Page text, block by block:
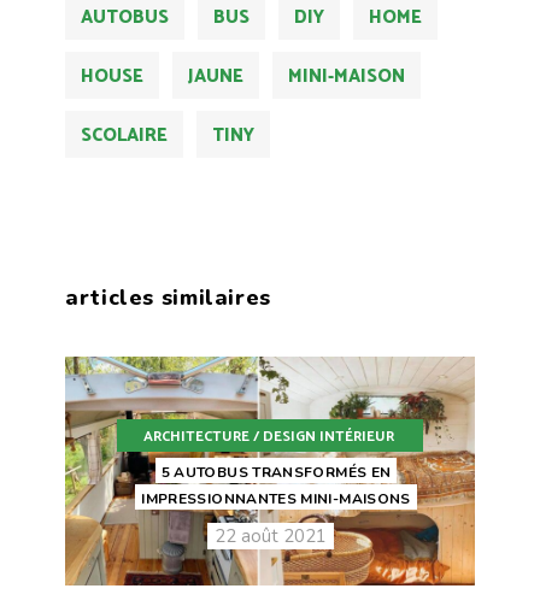
AUTOBUS BUS DIY
HOME
HOUSE
JAUNE
MINI-MAISON
SCOLAIRE
TINY
articles similaires
ARCHITECTURE / DESIGN INTÉRIEUR
5 AUTOBUS TRANSFORMÉS EN
IMPRESSIONNANTES MINI-MAISONS
22 août 2021